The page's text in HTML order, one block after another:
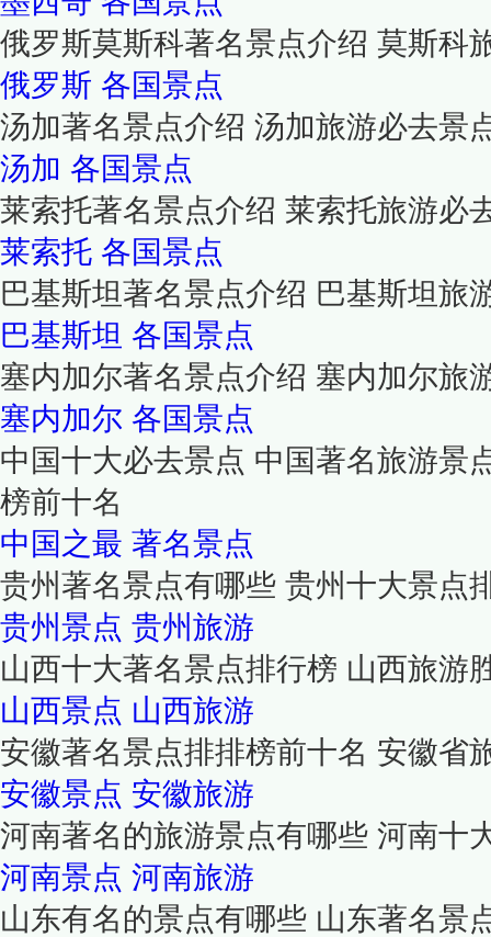
俄罗斯莫斯科著名景点介绍 莫斯科
俄罗斯 各国景点
汤加著名景点介绍 汤加旅游必去景
汤加 各国景点
莱索托著名景点介绍 莱索托旅游必
莱索托 各国景点
巴基斯坦著名景点介绍 巴基斯坦旅
巴基斯坦 各国景点
塞内加尔著名景点介绍 塞内加尔旅
塞内加尔 各国景点
中国十大必去景点 中国著名旅游景
榜前十名
中国之最 著名景点
贵州著名景点有哪些 贵州十大景点
贵州景点 贵州旅游
山西十大著名景点排行榜 山西旅游
山西景点 山西旅游
安徽著名景点排排榜前十名 安徽省
安徽景点 安徽旅游
河南著名的旅游景点有哪些 河南十
河南景点 河南旅游
山东有名的景点有哪些 山东著名景